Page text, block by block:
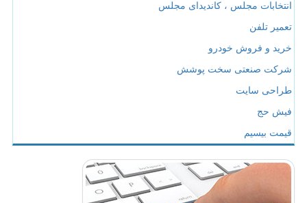
انتخابات مجلس ، کاندیدای مجلس
تعمیر تلفن
خرید و فروش خودرو
شرکت صنعتی سخت پوشش
طراحی سایت
فیش حج
قیمت بیسیم